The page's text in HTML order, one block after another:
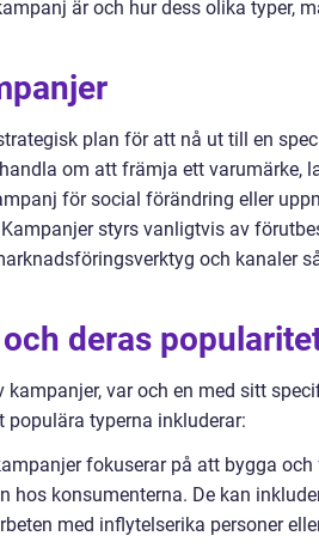
är och hur dess olika typer,
plan för att nå ut till en
om att främja ett varumärke,
för social förändring eller
styrs vanligtvis av
och kanaler
deras
var och en med sitt
typerna inkluderar:
fokuserar på att bygga
hos konsumenterna. De kan
med inflytelserika personer